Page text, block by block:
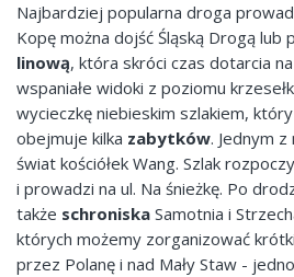
Najbardziej popularna droga
Kopę można dojść Śląską Drogą lub
linową, która skróci czas dotarcia
wspaniałe widoki z poziomu
wycieczkę niebieskim szlakiem,
obejmuje kilka zabytków. Jednym z
świat kościółek Wang. Szlak
i prowadzi na ul. Na śnieżkę. Po
także schroniska Samotnia i
których możemy zorganizować
przez Polanę i nad Mały Staw -